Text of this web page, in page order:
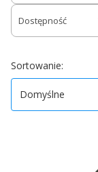
Dostępność
Sortowanie:
Domyślne